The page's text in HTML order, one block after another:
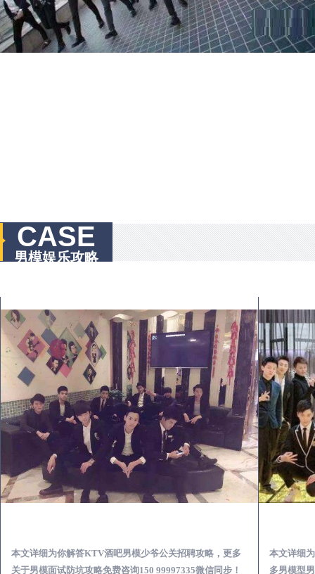
CASE
男模娱乐攻略
本文详细为你解答KTV酒吧男模少爷公关招聘攻略，更多
关于男模面试防坑攻略免费咨询150 99997335微信同步！
本文详细
多男模型